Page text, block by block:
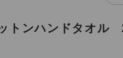
トンハンドタオル